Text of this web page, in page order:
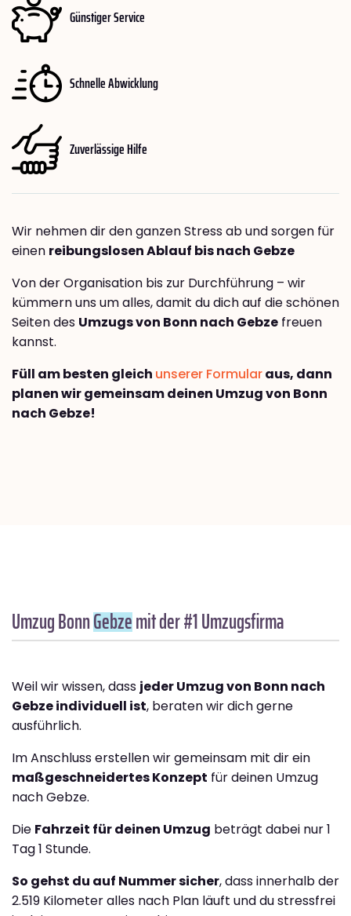
Günstiger Service
Schnelle Abwicklung
Zuverlässige Hilfe
Wir nehmen dir den ganzen Stress ab und sorgen für
einen reibungslosen Ablauf bis nach Gebze
Von der Organisation bis zur Durchführung – wir
kümmern uns um alles, damit du dich auf die schönen
Seiten des Umzugs von Bonn nach Gebze freuen
kannst.
Füll am besten gleich unserer Formularaus, dann
planen wir gemeinsam deinen Umzug von Bonn
nach Gebze!
Umzug BonnGebzemit der #1 Umzugsfirma
Weil wir wissen, dass jeder Umzug von Bonn nach
Gebze individuell ist, beraten wir dich gerne
ausführlich.
Im Anschluss erstellen wir gemeinsam mit dir ein
maßgeschneidertes Konzept für deinen Umzug
nach Gebze.
Die Fahrzeit für deinen Umzug beträgt dabei nur 1
Tag 1 Stunde.
So gehst du auf Nummer sicher, dass innerhalb der
2.519 Kilometer alles nach Plan läuft und du stressfrei